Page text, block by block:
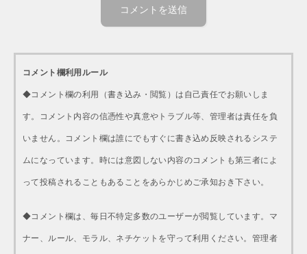
コメント欄利用ルール
◆コメント欄の利用（書き込み・閲覧）は自己責任でお願いしま
す。コメント内容の信憑性や真意やトラブル等、管理者は責任を負
いません。コメント欄は誰にでもすぐに書き込め反映されるシステ
ムになっています。時には意図しない内容のコメントも第三者によ
って投稿されることもあることをあらかじめご承知おき下さい。
◆コメント欄は、毎日不特定多数のユーザーが閲覧しています。マ
ナー、ルール、モラル、ネチケットを守って利用ください。管理者